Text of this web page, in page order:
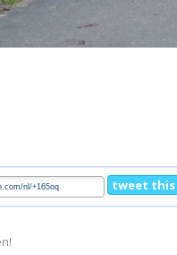
tweet this